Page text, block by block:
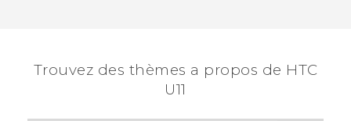
Trouvez des thèmes a propos de HTC
U11